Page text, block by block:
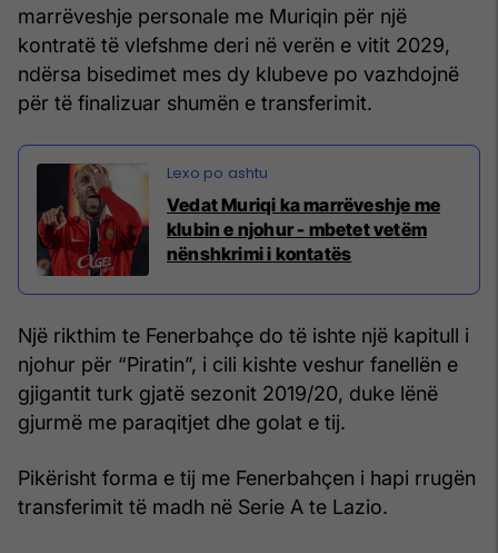
marrëveshje personale me Muriqin për një
kontratë të vlefshme deri në verën e vitit 2029,
ndërsa bisedimet mes dy klubeve po vazhdojnë
për të finalizuar shumën e transferimit.
Vedat Muriqi ka marrëveshje me
klubin e njohur - mbetet vetëm
nënshkrimi i kontatës
Një rikthim te Fenerbahçe do të ishte një kapitull i
njohur për “Piratin”, i cili kishte veshur fanellën e
gjigantit turk gjatë sezonit 2019/20, duke lënë
gjurmë me paraqitjet dhe golat e tij.
Pikërisht forma e tij me Fenerbahçen i hapi rrugën
transferimit të madh në Serie A te Lazio.